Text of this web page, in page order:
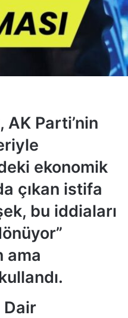
Parti’nin
ekonomik
çıkan istifa
bu iddiaları
ama
Dair